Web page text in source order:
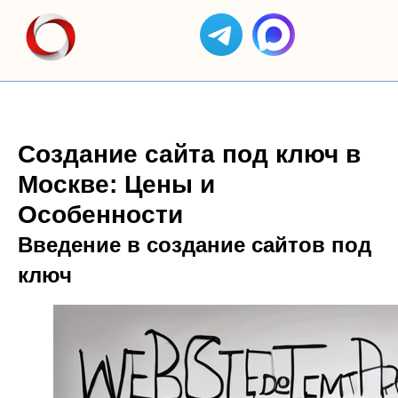
КЕЙСЫ ОТЗЫВЫ
ЯНДЕКС
ДИРЕКТ
GOOGLE
ADS
СОЗДАНИЕ
САЙТОВ
SEO
ЯНДЕКС
БИЗНЕС
Создание сайта под ключ в
Москве: Цены и
Особенности
Введение в создание сайтов под
ключ